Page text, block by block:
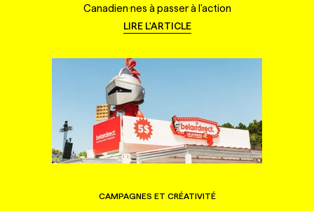
Canadien·nes à passer à l'action
LIRE L'ARTICLE
CAMPAGNES ET CRÉATIVITÉ